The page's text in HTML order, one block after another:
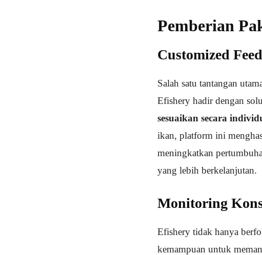
Pemberian
Customized
Salah satu tantangan
Efishery hadir dengan
sesuaikan secara
ikan, platform ini
meningkatkan
yang lebih berkelanjutan.
Monitoring
Efishery tidak hanya
kemampuan untuk